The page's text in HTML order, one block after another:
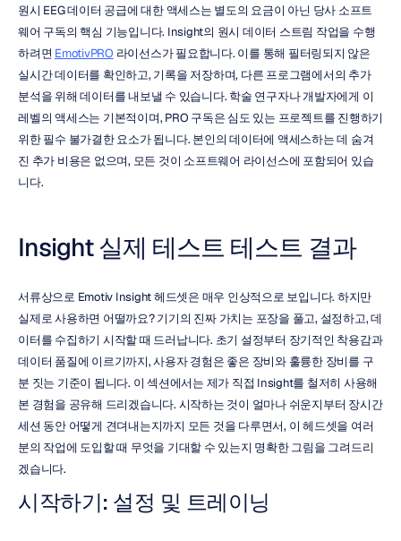
원시 EEG 데이터 공급에 대한 액세스는 별도의 요금이 아닌 당사 소프트
웨어 구독의 핵심 기능입니다. Insight의 원시 데이터 스트림 작업을 수행
하려면 EmotivPRO 라이선스가 필요합니다. 이를 통해 필터링되지 않은
실시간 데이터를 확인하고, 기록을 저장하며, 다른 프로그램에서의 추가
분석을 위해 데이터를 내보낼 수 있습니다. 학술 연구자나 개발자에게 이
레벨의 액세스는 기본적이며, PRO 구독은 심도 있는 프로젝트를 진행하기
위한 필수 불가결한 요소가 됩니다. 본인의 데이터에 액세스하는 데 숨겨
진 추가 비용은 없으며, 모든 것이 소프트웨어 라이선스에 포함되어 있습
니다.
Insight 실제 테스트 테스트 결과
서류상으로 Emotiv Insight 헤드셋은 매우 인상적으로 보입니다. 하지만
실제로 사용하면 어떨까요? 기기의 진짜 가치는 포장을 풀고, 설정하고, 데
이터를 수집하기 시작할 때 드러납니다. 초기 설정부터 장기적인 착용감과
데이터 품질에 이르기까지, 사용자 경험은 좋은 장비와 훌륭한 장비를 구
분 짓는 기준이 됩니다. 이 섹션에서는 제가 직접 Insight를 철저히 사용해
본 경험을 공유해 드리겠습니다. 시작하는 것이 얼마나 쉬운지부터 장시간
세션 동안 어떻게 견뎌내는지까지 모든 것을 다루면서, 이 헤드셋을 여러
분의 작업에 도입할 때 무엇을 기대할 수 있는지 명확한 그림을 그려드리
겠습니다.
시작하기: 설정 및 트레이닝